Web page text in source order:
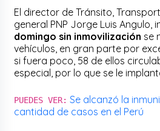
El director de Tránsito,
general PNP Jorge Luis Angulo,
domingo sin inmovilización se
vehículos, en gran parte por
si fuera poco, 58 de ellos
especial, por lo que se le
PUEDES VER: Se alcanzó la
cantidad de casos en el Perú